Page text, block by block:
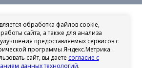
обработка файлов cookie,
сайта, а также для анализа
предоставляемых сервисов с
программы Яндекс.Метрика.
сайт, вы даете согласие с
данных технологий.